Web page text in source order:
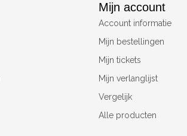
Mijn account
Account informatie
Mijn bestellingen
Mijn tickets
Mijn verlanglijst
Vergelijk
Alle producten